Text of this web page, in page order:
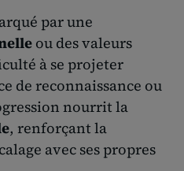
par une
ou des valeurs
à se projeter
de reconnaissance ou
nourrit la
, renforçant la
avec ses propres